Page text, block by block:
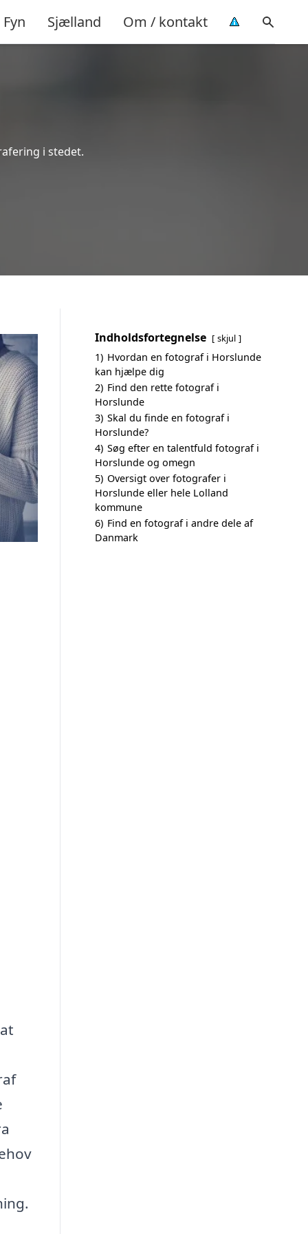
Fyn Sjælland Om / kontakt
i stedet.
Indholdsfortegnelse skjul
1) Hvordan en fotograf i Horslunde
kan hjælpe dig
2) Find den rette fotograf i
Horslunde
3) Skal du finde en fotograf i
Horslunde?
4) Søg efter en talentfuld fotograf i
Horslunde og omegn
5) Oversigt over fotografer i
Horslunde eller hele Lolland
kommune
6) Find en fotograf i andre dele af
Danmark